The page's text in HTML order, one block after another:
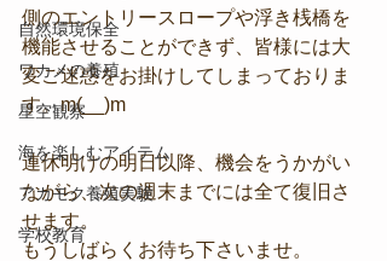
自然環境保全
ワカメの養殖
星空観察
海を楽しむアイテム
アカモク養殖実験
学校教育
側のエントリースロープや浮き桟橋を
機能させることができず、皆様には大
変ご迷惑をお掛けしてしまっておりま
す。m(__)m
連休明けの明日以降、機会をうかがい
ながら、次の週末までには全て復旧さ
せます。
もうしばらくお待ち下さいませ。